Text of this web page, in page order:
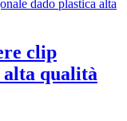
clip
alta qualità